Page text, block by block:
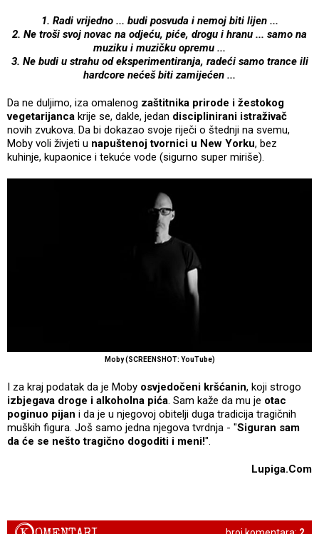
1. Radi vrijedno ... budi posvuda i nemoj biti lijen ...
2. Ne troši svoj novac na odjeću, piće, drogu i hranu ... samo na
muziku i muzičku opremu ...
3. Ne budi u strahu od eksperimentiranja, radeći samo trance ili
hardcore nećeš biti zamijećen ...
Da ne duljimo, iza omalenog zaštitnika prirode i žestokog
vegetarijanca krije se, dakle, jedan disciplinirani istraživač
novih zvukova. Da bi dokazao svoje riječi o štednji na svemu,
Moby voli živjeti u napuštenoj tvornici u New Yorku, bez
kuhinje, kupaonice i tekuće vode (sigurno super miriše).
Moby (SCREENSHOT: YouTube)
I za kraj podatak da je Moby osvjedočeni kršćanin, koji strogo
izbjegava droge i alkoholna pića. Sam kaže da mu je otac
poginuo pijan i da je u njegovoj obitelji duga tradicija tragičnih
muških figura. Još samo jedna njegova tvrdnja - "Siguran sam
da će se nešto tragično dogoditi i meni!".
Lupiga.Com